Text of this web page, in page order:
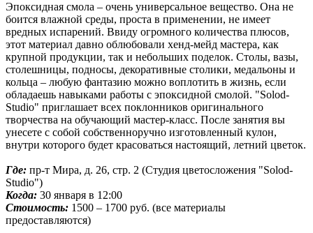
Эпоксидная смола – очень универсальное вещество. Она не
боится влажной среды, проста в применении, не имеет
вредных испарений. Ввиду огромного количества плюсов,
этот материал давно облюбовали хенд-мейд мастера, как
крупной продукции, так и небольших поделок. Столы, вазы,
столешницы, подносы, декоративные столики, медальоны и
кольца – любую фантазию можно воплотить в жизнь, если
обладаешь навыками работы с эпоксидной смолой. "Solod-
Studio" приглашает всех поклонников оригинального
творчества на обучающий мастер-класс. После занятия вы
унесете с собой собственноручно изготовленный кулон,
внутри которого будет красоваться настоящий, летний цветок.
Где: пр-т Мира, д. 26, стр. 2 (Студия цветосложения "Solod-
Studio")
Когда: 30 января в 12:00
Стоимость: 1500 – 1700 руб. (все материалы
предоставляются)